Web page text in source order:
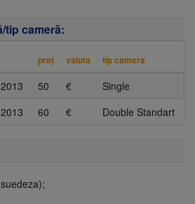
tip cameră:
preţ valuta tip camera
50 €
Single
60 € Double Standart